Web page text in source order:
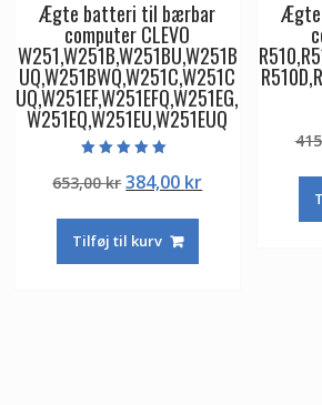
Ægte batteri til bærbar
computer CLEVO
W251,W251B,W251BU,W251B
UQ,W251BWQ,W251C,W251C
UQ,W251EF,W251EFQ,W251EG,
W251EQ,W251EU,W251EUQ
5.00
ud af 5
653,00krDen
pris
var:
384,00 krDen
Tilføj til kurv